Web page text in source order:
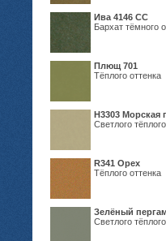
Ива 4146 СС
Бархат тёмного
Плющ 701
Тёплого оттенка
H3303 Морская
Светлого
R341 Орех
Тёплого оттенка
Зелёный
Светлого